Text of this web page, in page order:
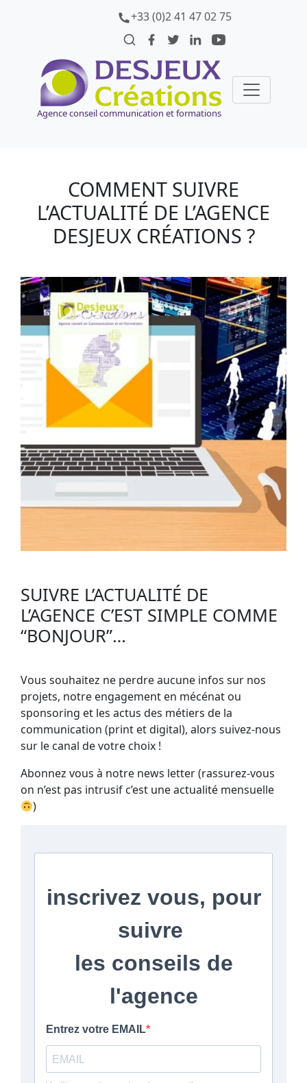
+33 (0)2 41 47 02 75
Agence conseil communication et formations
COMMENT SUIVRE
L’ACTUALITÉ DE L’AGENCE
DESJEUX CRÉATIONS ?
SUIVRE L’ACTUALITÉ DE
L’AGENCE C’EST SIMPLE COMME
“BONJOUR”…
Vous souhaitez ne perdre aucune infos sur nos
projets, notre engagement en mécénat ou
sponsoring et les actus des métiers de la
communication (print et digital), alors suivez-nous
sur le canal de votre choix !
Abonnez vous à notre news letter (rassurez-vous
on n’est pas intrusif c’est une actualité mensuelle
)